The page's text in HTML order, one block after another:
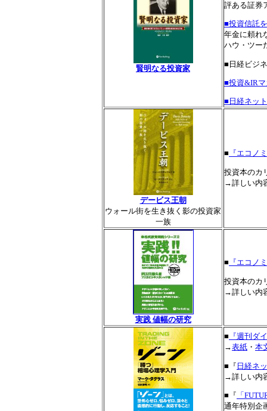
賢明なる投資家
評ある証券
■投資信託
年金に頼れ
ハウ・ツー
■日経ビジ
■投資&IR
■日経ネッ
デービス王朝
ウォール街を生き抜く影の投資家
一族
■ 『エコノ
投資本のカ
→詳しい内
実践 値幅の研究
■ 『エコノ
投資本のカ
→詳しい内
■ 『週刊ダ
→表紙 ・ 本
■『 日経ネ
→詳しい内
■『 「
通年特別企